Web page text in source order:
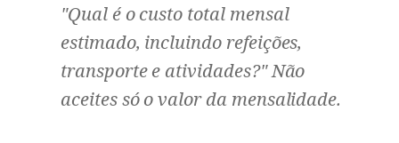
"Qual é o custo total mensal
estimado, incluindo refeições,
transporte e atividades?" Não
aceites só o valor da mensalidade.